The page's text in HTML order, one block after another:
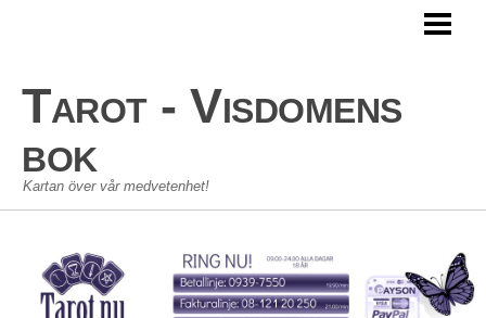
STORA ARKANAN
LILLA ARKANAN
GÄSTBOK
Tarot - Visdomens
bok
Kartan över vår medvetenhet!